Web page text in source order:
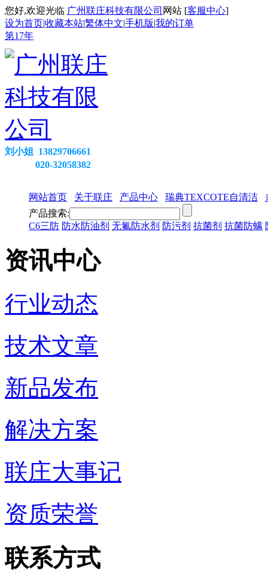
您好,欢迎光临 广州联庄科技有限公司 网站 [客服中心]
设为首页|收藏本站|繁体中文|手机版|我的订单
第17年
刘小姐 13829706661
020-32058382
网站首页 关于联庄 产品中心 瑞典TEXCOTE自清洁
产品搜索:
C6三防 防水防油剂 无氟防水剂 防污剂 抗菌剂 抗菌防螨
资讯中心
行业动态
技术文章
新品发布
解决方案
联庄大事记
资质荣誉
联系方式